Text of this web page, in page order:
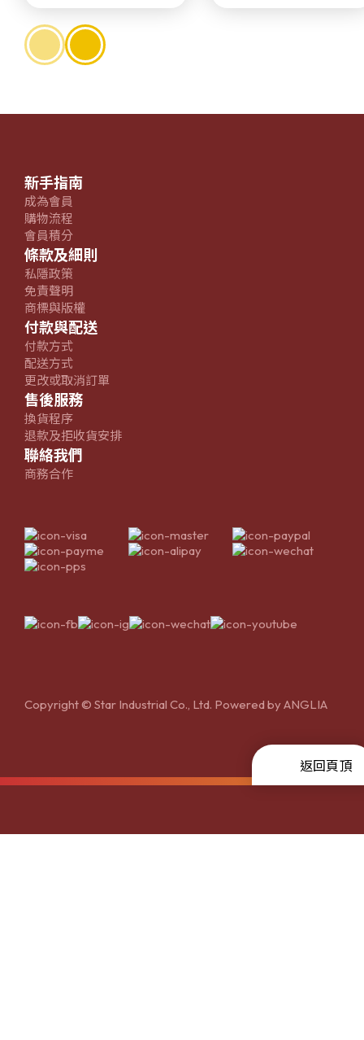
新手指南
成為會員
購物流程
會員積分
條款及細則
私隱政策
免責聲明
商標與版權
付款與配送
付款方式
配送方式
更改或取消訂單
售後服務
換貨程序
退款及拒收貨安排
聯絡我們
商務合作
Copyright © Star Industrial Co., Ltd. Powered byANGLIA
返回頁頂